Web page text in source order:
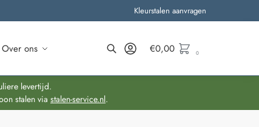
Kleurstalen aanvragen
Over ons €0,00 0
levertijd.
stalen via stalen-service.nl.